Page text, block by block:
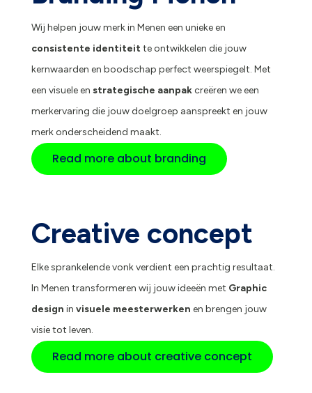
Wij helpen jouw merk in Menen een unieke en
consistente identiteitte ontwikkelen die jouw
kernwaarden en boodschap perfect weerspiegelt. Met
een visuele en strategische aanpakcreëren we een
merkervaring die jouw doelgroep aanspreekt en jouw
merk onderscheidend maakt.
Read more about branding
Creative concept
Elke sprankelende vonk verdient een prachtig resultaat.
In Menen transformeren wij jouw ideeën met Graphic
design in visuele meesterwerken en brengen jouw
visie tot leven.
Read more about creative concept